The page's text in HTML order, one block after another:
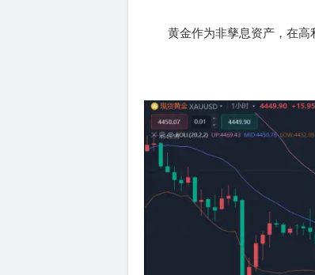
黄金作为非孳息资产，在高